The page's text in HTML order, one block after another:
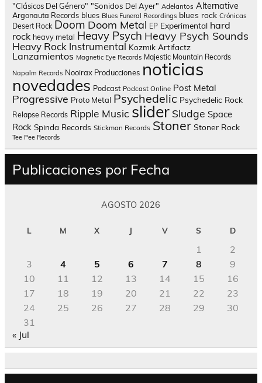
"Clásicos Del Género" "Sonidos Del Ayer" Adelantos Alternative
Argonauta Records blues Blues Funeral Recordings blues rock Crónicas
Desert Rock Doom Doom Metal EP Experimental hard
rock heavy metal Heavy Psych Heavy Psych Sounds
Heavy Rock Instrumental Kozmik Artifactz
Lanzamientos Magnetic Eye Records Majestic Mountain Records
Napalm Records Nooirax Producciones noticias
novedades Podcast Podcast Online Post Metal
Progressive Proto Metal Psychedelic Psychedelic Rock
Relapse Records Ripple Music slider Sludge Space
Rock Spinda Records Stickman Records Stoner Stoner Rock
Tee Pee Records
Publicaciones por Fecha
AGOSTO 2026
L M X J V S D
1
2
3
4 5 6 7 8
9
10
11 12 13 14 15
16
17
18 19 20 21 22
23
24
25 26 27 28 29
30
31
« Jul